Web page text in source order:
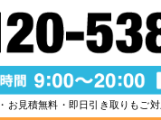
お見積無料・即日引き取りもご対